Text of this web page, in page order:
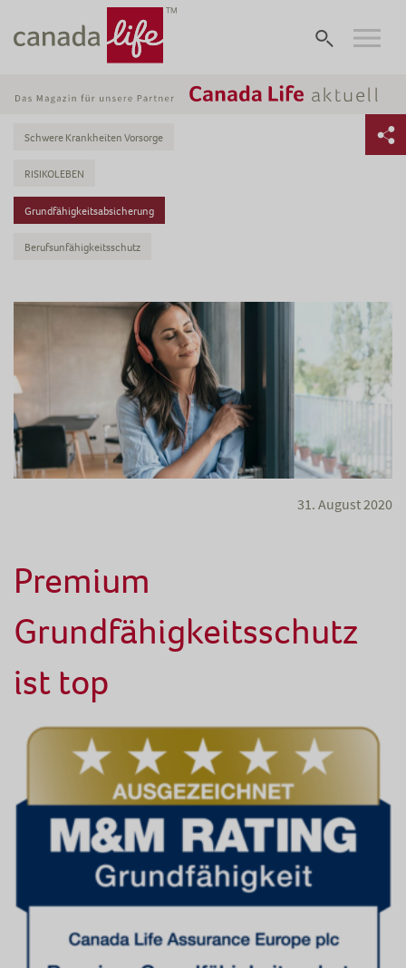
Schwere Krankheiten Vorsorge
RISIKOLEBEN
Grundfähigkeitsabsicherung
Berufsunfähigkeitsschutz
31. August 2020
Premium
Grundfähigkeitsschutz
ist top